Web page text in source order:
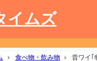
イムズ
食べ物・飲み物 昔ワイ｢